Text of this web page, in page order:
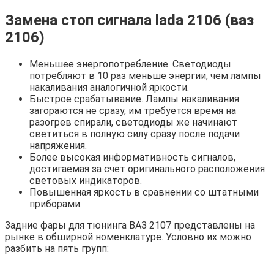
Замена стоп сигнала lada 2106 (ваз
2106)
Меньшее энергопотребление. Светодиоды
потребляют в 10 раз меньше энергии, чем лампы
накаливания аналогичной яркости.
Быстрое срабатывание. Лампы накаливания
загораются не сразу, им требуется время на
разогрев спирали, светодиоды же начинают
светиться в полную силу сразу после подачи
напряжения.
Более высокая информативность сигналов,
достигаемая за счет оригинального расположения
световых индикаторов.
Повышенная яркость в сравнении со штатными
приборами.
Задние фары для тюнинга ВАЗ 2107 представлены на
рынке в обширной номенклатуре. Условно их можно
разбить на пять групп: